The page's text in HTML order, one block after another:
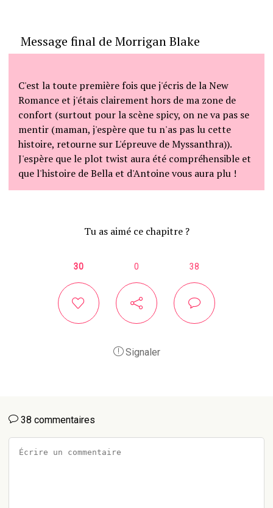
Message final de Morrigan Blake
C'est la toute première fois que j'écris de la New
Romance et j'étais clairement hors de ma zone de
confort (surtout pour la scène spicy, on ne va pas se
mentir (maman, j'espère que tu n'as pas lu cette
histoire, retourne sur L'épreuve de Myssanthra)).
J'espère que le plot twist aura été compréhensible et
Tu as aimé ce chapitre ?
30 0 38
Signaler
38 commentaires